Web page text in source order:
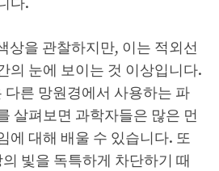
상을 관찰하지만, 이는 적외선
의 눈에 보이는 것 이상입니다.
다른 망원경에서 사용하는 파
살펴보면 과학자들은 많은 먼
에 대해 배울 수 있습니다. 또
빛을 독특하게 차단하기 때